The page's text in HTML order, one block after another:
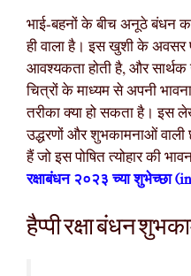
भाई-बहनों के बीच अनूठे बंधन
ही वाला है। इस खुशी के अवसर
आवश्यकता होती है, और
चित्रों के माध्यम से अपनी
तरीका क्या हो सकता है। इस
उद्धरणों और शुभकामनाओं
हैं जो इस पोषित त्योहार की
रक्षाबंधन २०२३ च्या शुभेच्छा
हैप्पी रक्षा बंधन